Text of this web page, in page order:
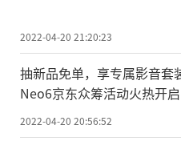
2022-04-20 21:20:23
抽新品免单，享专属影音套
Neo6京东众筹活动火热开启
2022-04-20 20:56:52